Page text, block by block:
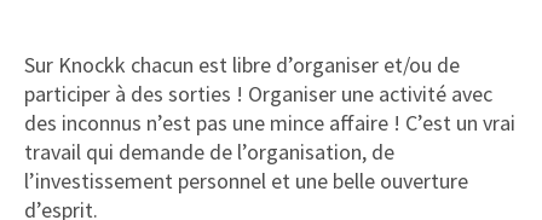
Sur Knockk chacun est libre d’organiser et/ou de
participer à des sorties ! Organiser une activité avec
des inconnus n’est pas une mince affaire ! C’est un vrai
travail qui demande de l’organisation, de
l’investissement personnel et une belle ouverture
d’esprit.